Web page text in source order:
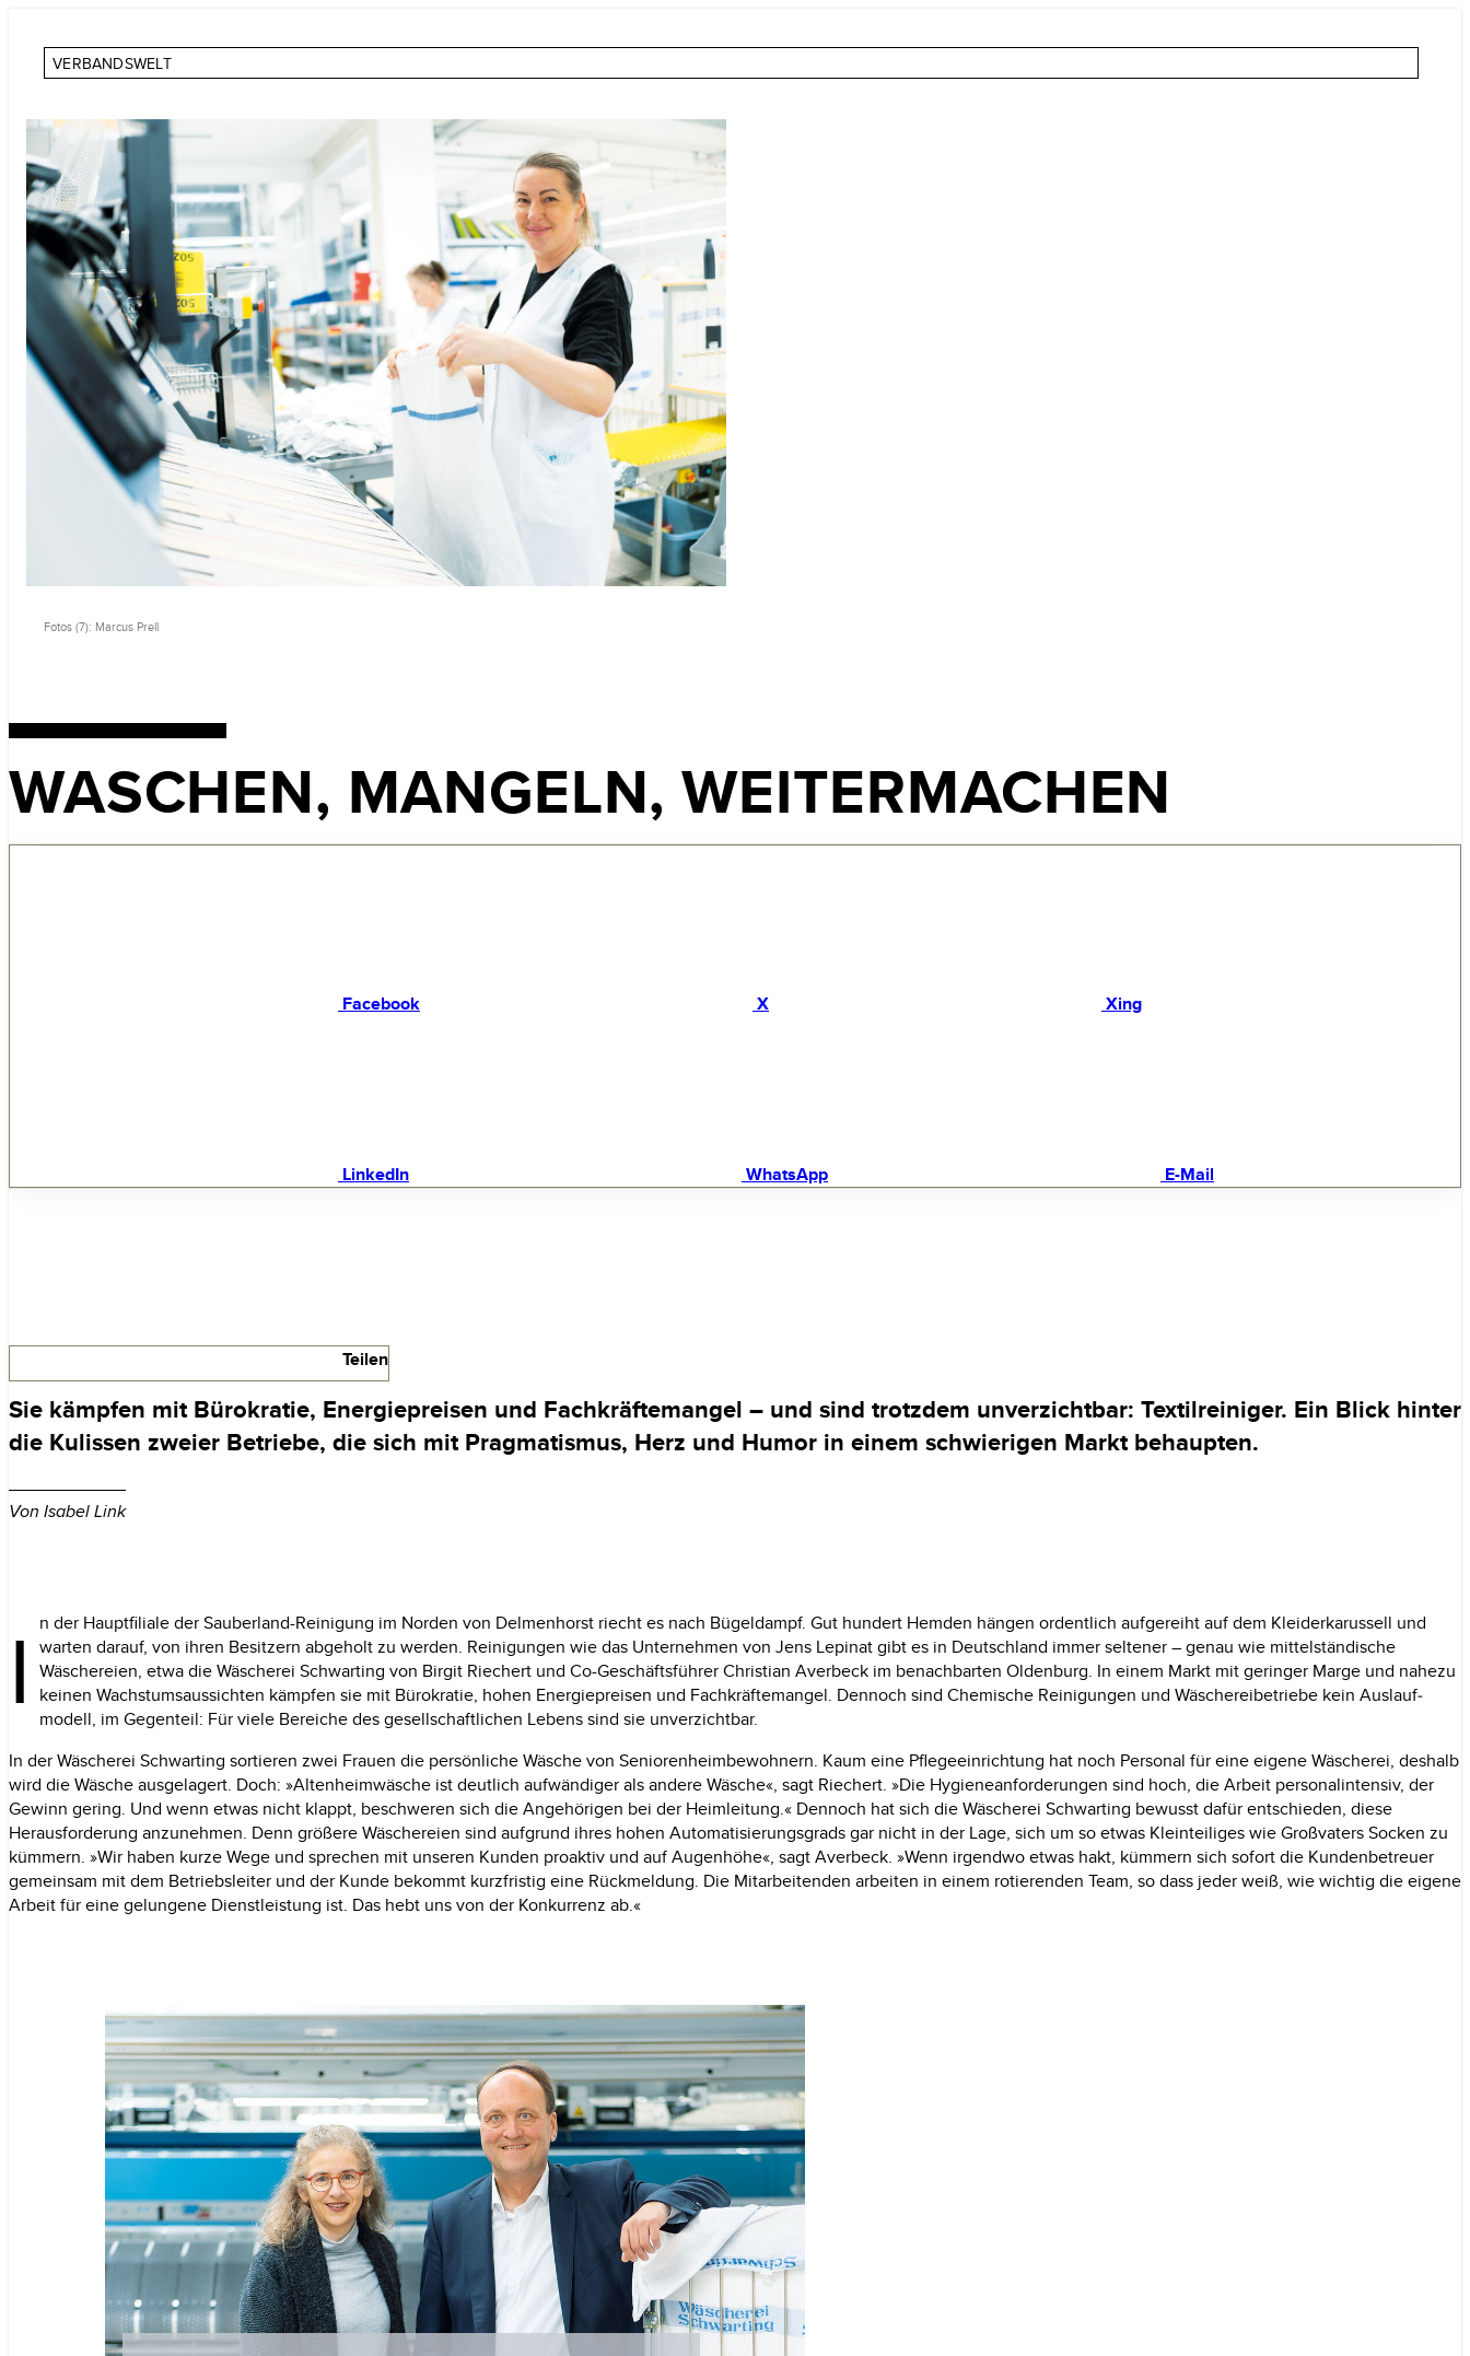
VERBANDSWELT
Fotos (7): Marcus Prell
WASCHEN, MANGELN,WEITERMACHEN
Facebook X Xing
LinkedIn WhatsApp E-Mail
Teilen
Sie kämpfen mit Bürokratie, Energiepreisen und Fachkräftemangel – und sind trotzdem unverzichtbar: Textilreiniger. Ein Blick hinter
die Kulissen zweier Betriebe, die sich mit Pragmatismus, Herz und Humor in einem schwierigen Marktbehaupten.
Von Isabel Link
I
n der Hauptfiliale der Sauberland-Reinigung im Norden von Delmenhorst riecht es nach Bügeldampf. Gut hundert Hemden hängen ordentlich aufgereiht auf dem Kleiderkarussell und
warten darauf, von ihren Besitzern abgeholt zu werden. Reinigungen wie das Unternehmen von Jens Lepinat gibt es in Deutschland immer seltener–genau wie mittelständische
Wäsche­reien, etwa die Wäscherei Schwarting von Birgit Riechert und Co-GeschäftsführerChristian Averbeckim benachbarten Oldenburg. In einem Markt mit geringer Marge und nahezu
keinen Wachstumsaussichten kämpfen sie mit Bürokratie, hohen Energiepreisen und Fachkräftemangel. Dennoch sind Chemische Reinigungen und Wäschereibetriebe kein Auslauf­
modell, im Gegenteil: Für viele Bereiche des gesellschaftlichen Lebens sind sie unverzichtbar.
In der Wäscherei Schwarting sortieren zwei Frauen die persönliche Wäsche von Seniorenheimbewohnern. Kaum eine Pflegeeinrichtung hat noch Personal für eine eigene Wäscherei, deshalb
wird die Wäsche ausgelagert. Doch: »Altenheimwäsche ist deutlich aufwändiger als andere Wäsche«, sagt Riechert. »Die Hygieneanforderungen sind hoch, die Arbeit personalintensiv, der
Gewinn gering. Und wenn etwas nicht klappt, beschweren sich die Angehörigen bei der Heimleitung.« Dennoch hat sich die Wäscherei Schwarting bewusst dafür entschieden, diese
Herausforderung anzunehmen. Denn größere Wäschereien sind aufgrund ihres hohen Automatisierungsgrads gar nicht in der Lage, sich um so etwas Kleinteiliges wie Großvaters Socken zu
kümmern. »Wir haben kurze Wege und sprechen mit unseren Kunden proaktiv und auf Augenhöhe«, sagt Averbeck. »Wenn irgendwo etwas hakt, kümmern sich sofort die Kundenbetreuer
gemeinsam mit dem Betriebsleiter und der Kunde bekommt kurzfristig eine Rückmeldung. Die Mitarbeitenden arbeiten in einem rotierenden Team, so dass jeder weiß, wie wichtig die eigene
Arbeit für eine gelungene Dienstleistung ist. Das hebt uns von der Konkurrenz ab.«